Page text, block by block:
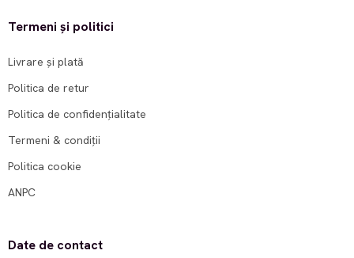
Termeni și politici
Livrare și plată
Politica de retur
Politica de confidențialitate
Termeni & condiții
Politica cookie
ANPC
Date de contact